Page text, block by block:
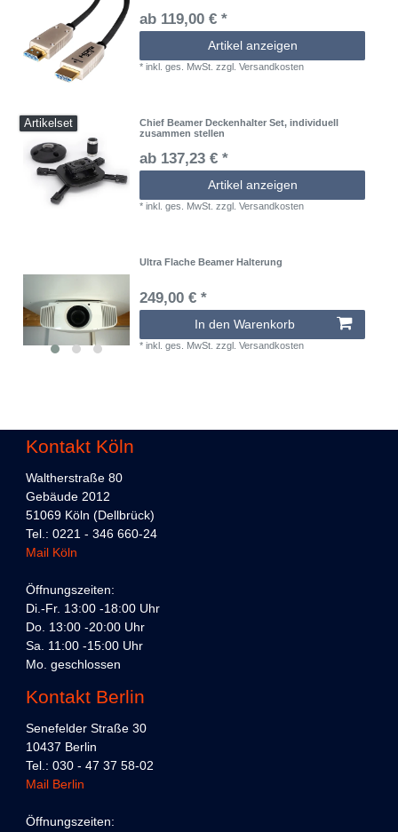
ab 119,00 € *
Artikel anzeigen
*inkl. ges. MwSt. zzgl.Versandkosten
Artikelset
Chief Beamer Deckenhalter Set, individuell
zusammen stellen
ab 137,23 € *
Artikel anzeigen
*inkl. ges. MwSt. zzgl.Versandkosten
Ultra Flache Beamer Halterung
249,00 € *
In den Warenkorb
*inkl. ges. MwSt. zzgl.Versandkosten
Kontakt Köln
Waltherstraße 80
Gebäude 2012
51069 Köln (Dellbrück)
Tel.: 0221 - 346 660-24
Mail Köln
Öffnungszeiten:
Di.-Fr. 13:00 -18:00 Uhr
Do. 13:00 -20:00 Uhr
Sa. 11:00 -15:00 Uhr
Mo. geschlossen
Kontakt Berlin
Senefelder Straße 30
10437 Berlin
Tel.: 030 - 47 37 58-02
Mail Berlin
Öffnungszeiten: